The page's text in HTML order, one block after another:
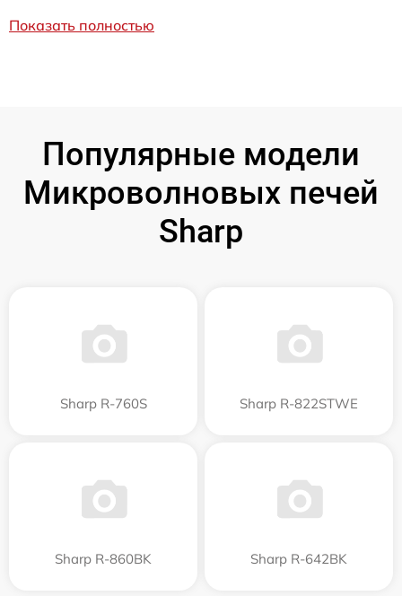
Показать полностью
Популярные модели
Микроволновых печей
Sharp
Sharp R-760S Sharp R-822STWE
Sharp R-860BK Sharp R-642BK